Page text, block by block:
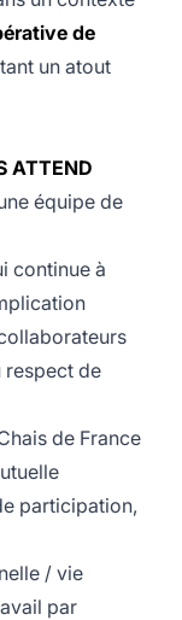
de
un atout
ATTEND
équipe de
continue à
respect de
de France
participation,
/ vie
par